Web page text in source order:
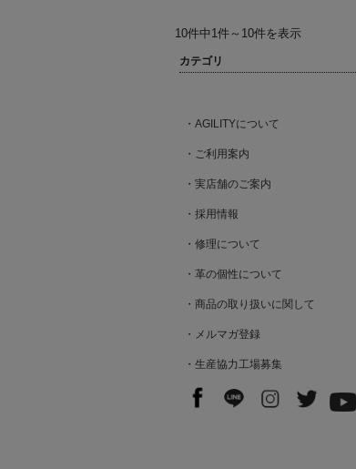
10件中1件～10件を表示
カテゴリ
・AGILITYについて
・ご利用案内
・実店舗のご案内
・採用情報
・修理について
・革の個性について
・商品の取り扱いに関して
・メルマガ登録
・生産協力工場募集